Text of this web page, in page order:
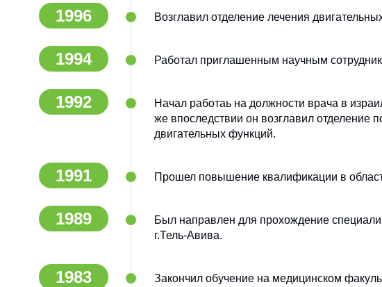
1996 Возглавил отделение лечения
1994 Работал приглашенным научным
1992
Начал работаь на должности врача в
же впоследствии он возглавил отделение
двигательных функций.
1991 Прошел повышение квалификации в
1989
Был направлен для прохождение
г.Тель-Авива.
1983 Закончил обучение на медицинском